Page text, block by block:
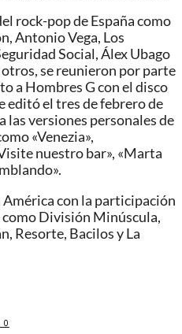
rock-pop de España como
Antonio Vega, Los
Social, Álex Ubago
se reunieron por parte
a Hombres G con el disco
editó el tres de febrero de
las versiones personales de
«Venezia»,
nuestro bar», «Marta
con la participación
División Minúscula,
Resorte, Bacilos y La
0